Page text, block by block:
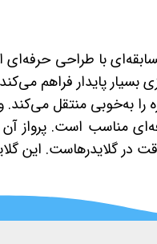
با طراحی حرفه‌ای
به‌خوبی منتقل می‌کند.
مناسب است. پرواز